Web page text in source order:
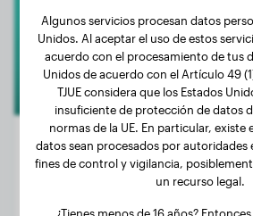
Edad:
Algunos servicios procesan datos
Unidos. Al aceptar el uso de estos
acuerdo con el procesamiento de tus
Unidos de acuerdo con el Artículo 49
TJUE considera que los Estados
insuficiente de protección de datos
normas de la UE. En particular, existe
datos sean procesados por autoridades
fines de control y vigilancia,
un recurso legal.
¿Tienes menos de 16 años?